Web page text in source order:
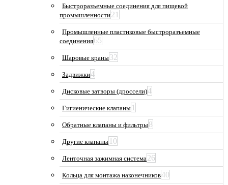
Быстроразъемные соединения для пищевой
промышленности21
Промышленные пластиковые быстроразъемные
соединения65
Шаровые краны32
Задвижки4
Дисковые затворы (дроссели)4
Гигиенические клапаны 1
Обратные клапаны и фильтры8
Другие клапаны 10
Ленточная зажимная система26
Кольца для монтажа наконечников40